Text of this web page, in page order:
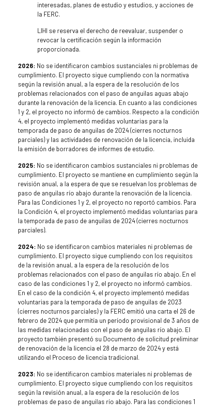
interesadas, planes de estudio y estudios, y acciones de
la FERC.
LIHI se reserva el derecho de reevaluar, suspender o
revocar la certificación según la información
proporcionada.
2026: No se identificaron cambios sustanciales ni problemas de
cumplimiento. El proyecto sigue cumpliendo con la normativa
según la revisión anual, a la espera de la resolución de los
problemas relacionados con el paso de anguilas aguas abajo
durante la renovación de la licencia. En cuanto a las condiciones
1 y 2, el proyecto no informó de cambios. Respecto a la condición
4, el proyecto implementó medidas voluntarias para la
temporada de paso de anguilas de 2024 (cierres nocturnos
parciales) y las actividades de renovación de la licencia, incluida
la emisión de borradores de informes de estudio.
2025: No se identificaron cambios sustanciales ni problemas de
cumplimiento. El proyecto se mantiene en cumplimiento según la
revisión anual, a la espera de que se resuelvan los problemas de
paso de anguilas río abajo durante la renovación de la licencia.
Para las Condiciones 1 y 2, el proyecto no reportó cambios. Para
la Condición 4, el proyecto implementó medidas voluntarias para
la temporada de paso de anguilas de 2024 (cierres nocturnos
parciales).
2024: No se identificaron cambios materiales ni problemas de
cumplimiento. El proyecto sigue cumpliendo con los requisitos
de la revisión anual, a la espera de la resolución de los
problemas relacionados con el paso de anguilas río abajo. En el
caso de las condiciones 1 y 2, el proyecto no informó cambios.
En el caso de la condición 4, el proyecto implementó medidas
voluntarias para la temporada de paso de anguilas de 2023
(cierres nocturnos parciales) y la FERC emitió una carta el 26 de
febrero de 2024 que permitía un período provisional de 3 años de
las medidas relacionadas con el paso de anguilas río abajo. El
proyecto también presentó su Documento de solicitud preliminar
de renovación de la licencia el 28 de marzo de 2024 y está
utilizando el Proceso de licencia tradicional.
2023: No se identificaron cambios materiales ni problemas de
cumplimiento. El proyecto sigue cumpliendo con los requisitos
según la revisión anual, a la espera de la resolución de los
problemas de paso de anguilas río abajo. Para las condiciones 1